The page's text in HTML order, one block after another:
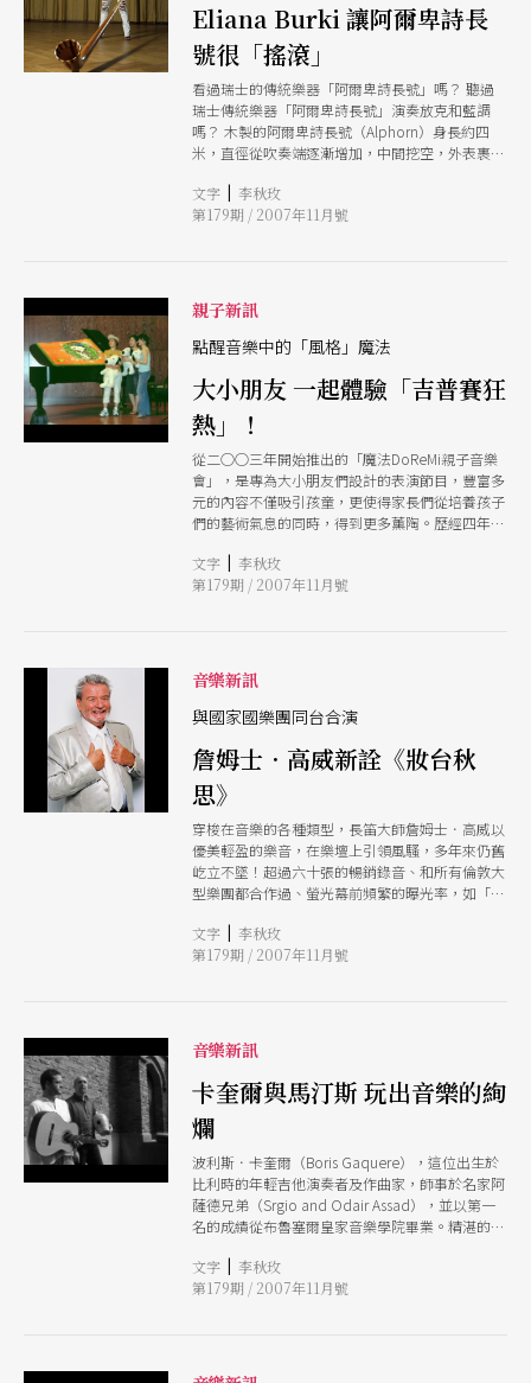
年的好伙伴。向以浪漫詩人情懷來詮釋不同時期音
樂作品的他，此次更與北市交法國號首席陳彥豪、
大提琴家劉姝嫥攜手，除帶來舒曼、舒伯特、浦朗
克的感性外，他也特別將聖桑知名的炫技小提琴曲
《序奏與綺想輪旋曲》Introduction et Rondo
Capriccioso改編為大提琴演奏在台首演。其技巧
上的難度增添及與好友們的絕佳默契，將使音樂會
的演出更為精采可期。（李秋玫）
Eliana Burki 讓阿爾卑詩長
號很「搖滾」
看過瑞士的傳統樂器「阿爾卑詩長號」嗎？ 聽過
瑞士傳統樂器「阿爾卑詩長號」演奏放克和藍調
嗎？ 木製的阿爾卑詩長號（Alphorn）身長約四
米，直徑從吹奏端逐漸增加，中間挖空，外表裹以
喇叭口，四周描繪精緻圖騰。由於高山中的交通不
便，古代山區牧民和村民常用渾厚悠遠的號角聲相
Burki卻讓這傳統的樂器演奏邁向全新紀元。出生
於醫生世家的Eliana五歲起便立定志向學習阿爾卑
詩長號，九歲起便開始舉辦音樂會，十二歲時已贏
Eliana的演出曲目彈性極廣，由莫札特至奧乃格，
多元風格的演出足跡，曾達澳洲、法國、德國、日
本、俄羅斯、土耳其、荷蘭、西班牙、中國及香港
等地巡迴。融古貫今的來台演奏，將帶給樂迷們全
新的體驗，以及全新的視聽宴饗。（李秋玫）
文字 | 李秋玫
第179期 / 2007年11月號
親子新訊
點醒音樂中的「風格」魔法
大小朋友 一起體驗「吉普賽狂
熱」！
從二○○三年開始推出的「魔法DoReMi親子音樂
會」，是專為大小朋友們設計的表演節目，豐富多
元的內容不僅吸引孩童，更使得家長們從培養孩子
們的藝術氣息的同時，得到更多薰陶。歷經四年的
將這個在音樂裡的重要因素介紹給大家。 從古典
時期海頓老爺爺的〈吉普賽三重奏〉、新古典樂派
關，或與吉普賽根本沒有任何血緣關係，兩百年
來，為什麼各時期的音樂家皆對吉普賽音樂有特別
的情懷？「吉普賽狂熱」節目中所要傳遞的，便是
的熱情與音樂的特色，也讓大人小孩傾聽音樂的
文字 | 李秋玫
第179期 / 2007年11月號
音樂新訊
與國家國樂團同台合演
詹姆士．高威新詮《妝台秋
思》
穿梭在音樂的各種類型，長笛大師詹姆士．高威以
優美輕盈的樂音，在樂壇上引領風騷，多年來仍舊
屹立不墜！超過六十張的暢銷錄音、和所有倫敦大
型樂團都合作過、螢光幕前頻繁的曝光率，如「今
場」，及他個人的假日特別節目等，高威努力的發
聲，終使「讓全世界都聽見我的聲音！」的願望逐
的國樂曲《妝台秋思》，以長笛柔美旖旎的音色重
新詮釋古代婦女含蓄又委婉的思念之情，在傳統的
風味中，更增添了另類的異國情調。 擔任本場指
揮的旅奧指揮家溫以人，現任貝爾格勒國家劇院首
席客席指揮，並且曾客席指揮由小澤征爾所創辦的
長笛名家帕胡德（Emmanuel Pahud）合作演
出，贏得極高評價。他將再度以純熟的經驗，讓長
笛與國樂團共同發出「前所未有的綺麗聲響！」
（李秋玫）
文字 | 李秋玫
第179期 / 2007年11月號
音樂新訊
卡奎爾與馬汀斯 玩出音樂的絢
爛
波利斯．卡奎爾（Boris Gaquere），這位出生於
比利時的年輕吉他演奏者及作曲家，師事於名家阿
薩德兄弟（Srgio and Odair Assad），並以第一
名的成績從布魯塞爾皇家音樂學院畢業。精湛的吉
亞洲等地演出，更曾發行專輯，演奏探戈大師皮亞
佐拉（Astor Piazzolla）及老師塞吉奧．阿薩德的
Martins）擁有的是多項的音樂才華。除了鋼琴之
文字 | 李秋玫
第179期 / 2007年11月號